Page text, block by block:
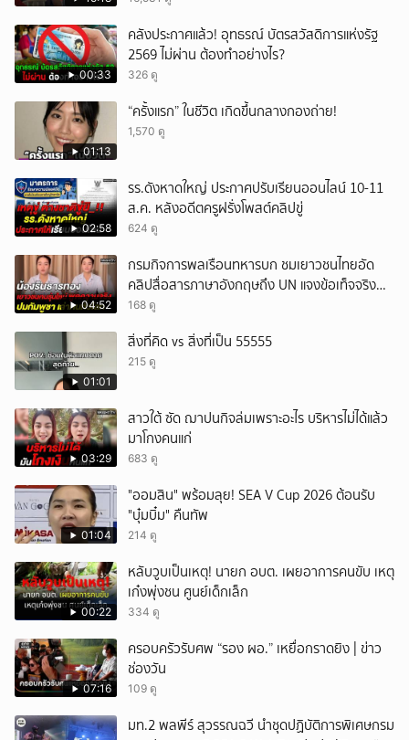
00:33
คลังประกาศแล้ว! อุทธรณ์ บัตรสวัสดิการแห่งรัฐ
2569 ไม่ผ่าน ต้องทำอย่างไร?
326 ดู
01:13
“ครั้งแรก” ในชีวิต เกิดขึ้นกลางกองถ่าย!
1,570 ดู
02:58
รร.ดังหาดใหญ่ ประกาศปรับเรียนออนไลน์ 10-11
ส.ค. หลังอดีตครูฝรั่งโพสต์คลิปขู่
624 ดู
04:52
กรมกิจการพลเรือนทหารบก ชมเยาวชนไทยอัด
คลิปสื่อสารภาษาอังกฤษถึง UN แจงข้อเท็จจริง
ประวัติศาสตร์มนุษยธรรมไทย
168 ดู
01:01
สิ่งที่คิด vs สิ่งที่เป็น 55555
215 ดู
03:29
สาวใต้ ซัด ฌาปนกิจล่มเพราะอะไร บริหารไม่ได้แล้ว
มาโกงคนแก่
683 ดู
01:04
"ออมสิน" พร้อมลุย! SEA V Cup 2026 ต้อนรับ
"บุ๋มบิ๋ม" คืนทัพ
214 ดู
00:22
หลับวูบเป็นเหตุ! นายก อบต. เผยอาการคนขับ เหตุ
เก๋งพุ่งชน ศูนย์เด็กเล็ก
334 ดู
07:16
ครอบครัวรับศพ “รอง ผอ.” เหยื่อกราดยิง | ข่าว
ช่องวัน
109 ดู
มท.2 พลพีร์ สุวรรณฉวี นำชุดปฏิบัติการพิเศษกรม